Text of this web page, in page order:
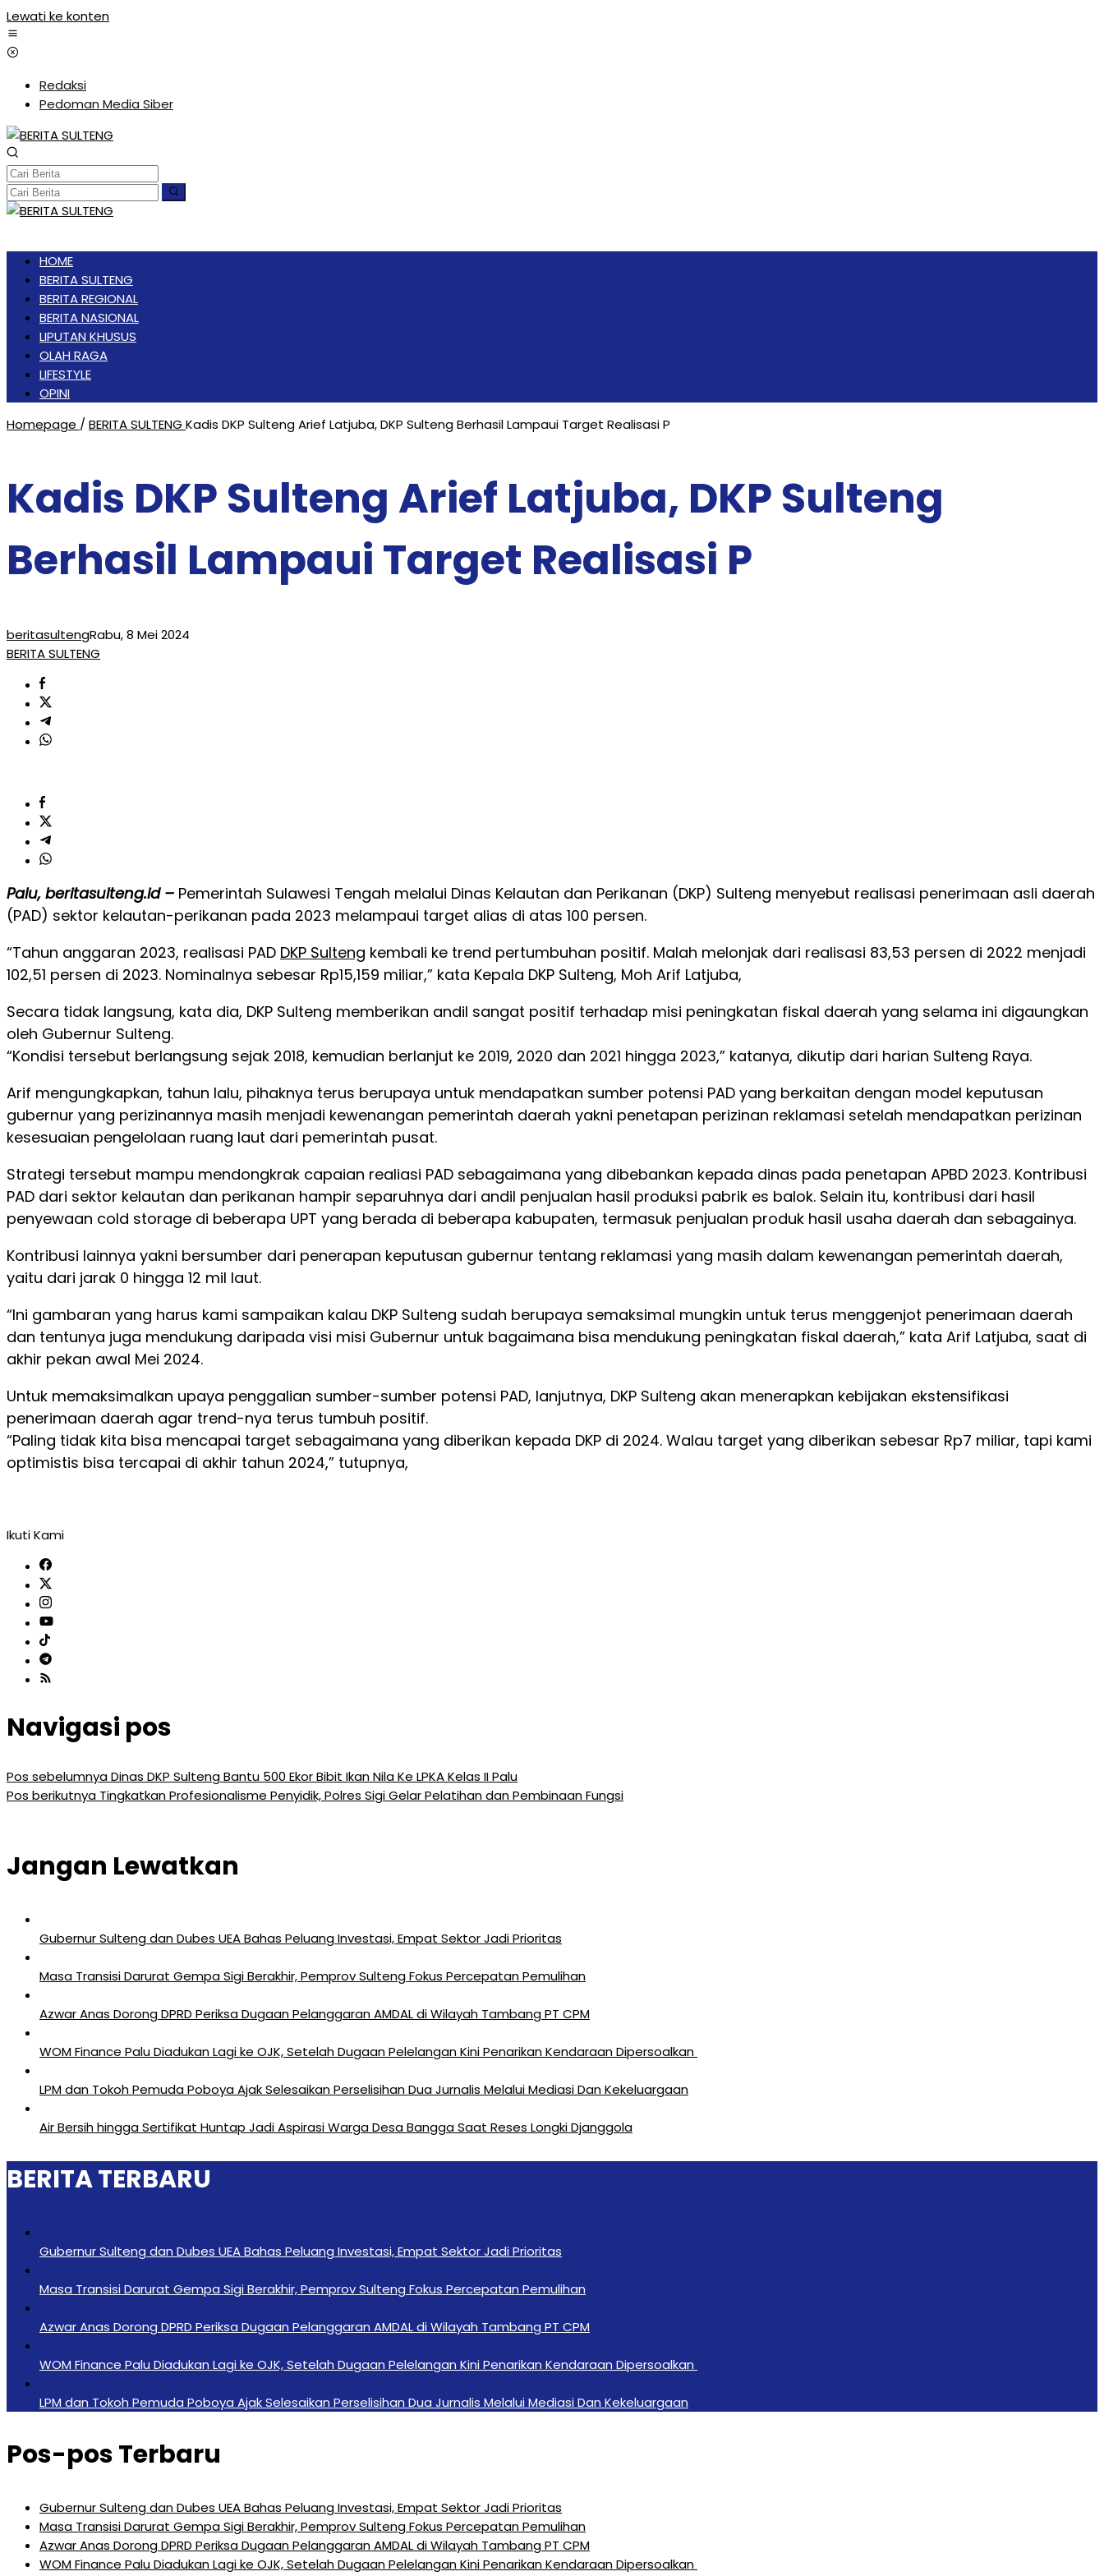
Lewati ke konten
Redaksi
Pedoman Media Siber
HOME
BERITA SULTENG
BERITA REGIONAL
BERITA NASIONAL
LIPUTAN KHUSUS
OLAH RAGA
LIFESTYLE
OPINI
Homepage / BERITA SULTENG Kadis DKP Sulteng Arief Latjuba, DKP Sulteng Berhasil Lampaui Target Realisasi P
Kadis DKP Sulteng Arief Latjuba, DKP Sulteng
Berhasil Lampaui Target Realisasi P
beritasultengRabu, 8 Mei 2024
BERITA SULTENG
Palu, beritasulteng.id – Pemerintah Sulawesi Tengah melalui Dinas Kelautan dan Perikanan (DKP) Sulteng menyebut realisasi penerimaan asli daerah
(PAD) sektor kelautan-perikanan pada 2023 melampaui target alias di atas 100 persen.
“Tahun anggaran 2023, realisasi PAD DKP Sulteng kembali ke trend pertumbuhan positif. Malah melonjak dari realisasi 83,53 persen di 2022 menjadi
102,51 persen di 2023. Nominalnya sebesar Rp15,159 miliar,” kata Kepala DKP Sulteng, Moh Arif Latjuba,
Secara tidak langsung, kata dia, DKP Sulteng memberikan andil sangat positif terhadap misi peningkatan fiskal daerah yang selama ini digaungkan
oleh Gubernur Sulteng.
“Kondisi tersebut berlangsung sejak 2018, kemudian berlanjut ke 2019, 2020 dan 2021 hingga 2023,” katanya, dikutip dari harian Sulteng Raya.
Arif mengungkapkan, tahun lalu, pihaknya terus berupaya untuk mendapatkan sumber potensi PAD yang berkaitan dengan model keputusan
gubernur yang perizinannya masih menjadi kewenangan pemerintah daerah yakni penetapan perizinan reklamasi setelah mendapatkan perizinan
kesesuaian pengelolaan ruang laut dari pemerintah pusat.
Strategi tersebut mampu mendongkrak capaian realiasi PAD sebagaimana yang dibebankan kepada dinas pada penetapan APBD 2023. Kontribusi
PAD dari sektor kelautan dan perikanan hampir separuhnya dari andil penjualan hasil produksi pabrik es balok. Selain itu, kontribusi dari hasil
penyewaan cold storage di beberapa UPT yang berada di beberapa kabupaten, termasuk penjualan produk hasil usaha daerah dan sebagainya.
Kontribusi lainnya yakni bersumber dari penerapan keputusan gubernur tentang reklamasi yang masih dalam kewenangan pemerintah daerah,
yaitu dari jarak 0 hingga 12 mil laut.
“Ini gambaran yang harus kami sampaikan kalau DKP Sulteng sudah berupaya semaksimal mungkin untuk terus menggenjot penerimaan daerah
dan tentunya juga mendukung daripada visi misi Gubernur untuk bagaimana bisa mendukung peningkatan fiskal daerah,” kata Arif Latjuba, saat di
akhir pekan awal Mei 2024.
Untuk memaksimalkan upaya penggalian sumber-sumber potensi PAD, lanjutnya, DKP Sulteng akan menerapkan kebijakan ekstensifikasi
penerimaan daerah agar trend-nya terus tumbuh positif.
“Paling tidak kita bisa mencapai target sebagaimana yang diberikan kepada DKP di 2024. Walau target yang diberikan sebesar Rp7 miliar, tapi kami
optimistis bisa tercapai di akhir tahun 2024,” tutupnya,
Ikuti Kami
Navigasi pos
Pos sebelumnyaDinas DKP Sulteng Bantu 500 Ekor Bibit Ikan Nila Ke LPKA Kelas II Palu
Pos berikutnya Tingkatkan Profesionalisme Penyidik, Polres Sigi Gelar Pelatihan dan Pembinaan Fungsi
Jangan Lewatkan
Gubernur Sulteng dan Dubes UEA Bahas Peluang Investasi, Empat Sektor Jadi Prioritas
Masa Transisi Darurat Gempa Sigi Berakhir, Pemprov Sulteng Fokus Percepatan Pemulihan
Azwar Anas Dorong DPRD Periksa Dugaan Pelanggaran AMDAL di Wilayah Tambang PT CPM
‎WOM Finance Palu Diadukan Lagi ke OJK, Setelah Dugaan Pelelangan Kini Penarikan Kendaraan Dipersoalkan ‎
LPM dan Tokoh Pemuda Poboya Ajak Selesaikan Perselisihan Dua Jurnalis Melalui Mediasi Dan Kekeluargaan
Air Bersih hingga Sertifikat Huntap Jadi Aspirasi Warga Desa Bangga Saat Reses Longki Djanggola
BERITA TERBARU
Gubernur Sulteng dan Dubes UEA Bahas Peluang Investasi, Empat Sektor Jadi Prioritas
Masa Transisi Darurat Gempa Sigi Berakhir, Pemprov Sulteng Fokus Percepatan Pemulihan
Azwar Anas Dorong DPRD Periksa Dugaan Pelanggaran AMDAL di Wilayah Tambang PT CPM
‎WOM Finance Palu Diadukan Lagi ke OJK, Setelah Dugaan Pelelangan Kini Penarikan Kendaraan Dipersoalkan ‎
LPM dan Tokoh Pemuda Poboya Ajak Selesaikan Perselisihan Dua Jurnalis Melalui Mediasi Dan Kekeluargaan
Pos-pos Terbaru
Gubernur Sulteng dan Dubes UEA Bahas Peluang Investasi, Empat Sektor Jadi Prioritas
Masa Transisi Darurat Gempa Sigi Berakhir, Pemprov Sulteng Fokus Percepatan Pemulihan
Azwar Anas Dorong DPRD Periksa Dugaan Pelanggaran AMDAL di Wilayah Tambang PT CPM
‎WOM Finance Palu Diadukan Lagi ke OJK, Setelah Dugaan Pelelangan Kini Penarikan Kendaraan Dipersoalkan ‎